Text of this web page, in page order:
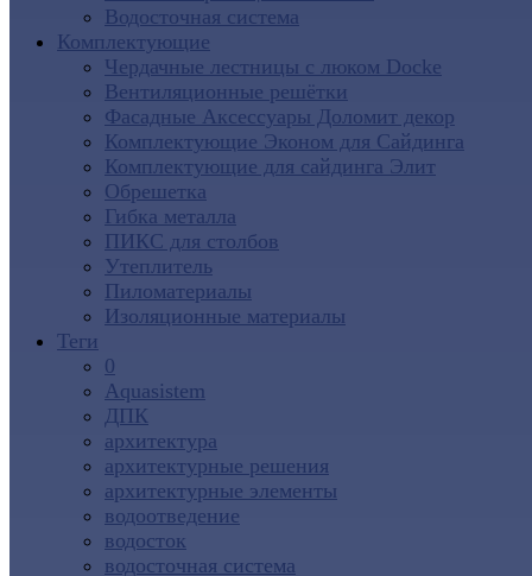
Водосточная система
Комплектующие
Чердачные лестницы с люком Docke
Вентиляционные решётки
Фасадные Аксессуары Доломит декор
Комплектующие Эконом для Сайдинга
Комплектующие для cайдинга Элит
Обрешетка
Гибка металла
ПИКС для столбов
Утеплитель
Пиломатериалы
Изоляционные материалы
Теги
0
Aquasistem
ДПК
архитектура
архитектурные решения
архитектурные элементы
водоотведение
водосток
водосточная система